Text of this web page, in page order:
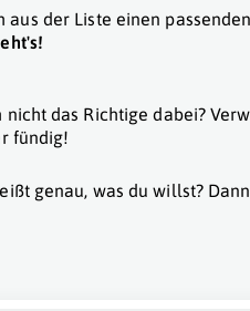
aus der Liste einen
nicht das Richtige dabei?
fündig!
genau, was du willst?